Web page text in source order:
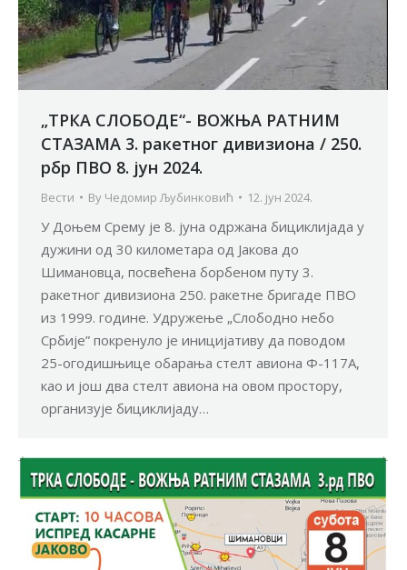
„ТРКА СЛОБОДЕ“- ВОЖЊА РАТНИМ
СТАЗАМА 3. ракетног дивизиона / 250.
рбр ПВО 8. јун 2024.
Вести By Чедомир Љубинковић 12. јун 2024.
У Доњем Срему је 8. јуна одржана бициклијада у
дужини од 30 километара од Јакова до
Шимановца, посвећена борбеном путу 3.
ракетног дивизиона 250. ракетне бригаде ПВО
из 1999. године. Удружење „Слободно небо
Србије” покренуло је иницијативу да поводом
25-огодишњице обарања стелт авиона Ф-117А,
као и још два стелт авиона на овом простору,
организује бициклијаду…